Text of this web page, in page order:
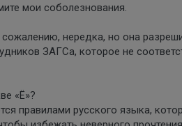
мои соболезнования.
нередка, но она
ЗАГСа, которое не
«Ё»?
правилами русского языка,